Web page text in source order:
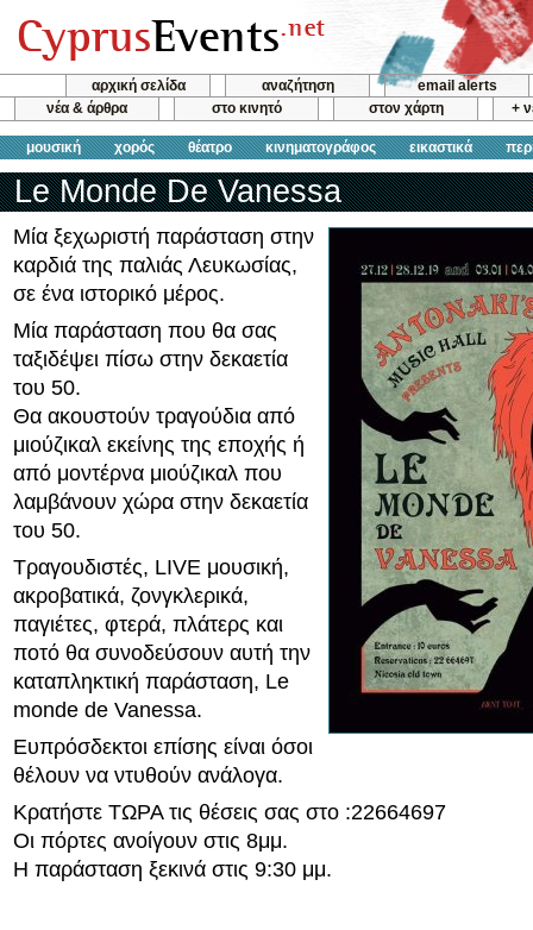
αρχική σελίδα αναζήτηση
email alerts
νέα & άρθρα
στο κινητό στον χάρτη +
μουσική χορός θέατρο κινηματογράφος εικαστικά
Le Monde De Vanessa
Μία ξεχωριστή παράσταση στην
καρδιά της παλιάς Λευκωσίας,
σε ένα ιστορικό μέρος.
Μία παράσταση που θα σας
ταξιδέψει πίσω στην δεκαετία
του 50.
Θα ακουστούν τραγούδια από
μιούζικαλ εκείνης της εποχής ή
από μοντέρνα μιούζικαλ που
λαμβάνουν χώρα στην δεκαετία
του 50.
Τραγουδιστές, LIVE μουσική,
ακροβατικά, ζονγκλερικά,
παγιέτες, φτερά, πλάτερς και
ποτό θα συνοδεύσουν αυτή την
καταπληκτική παράσταση, Le
monde de Vanessa.
Ευπρόσδεκτοι επίσης είναι όσοι
θέλουν να ντυθούν ανάλογα.
Κρατήστε ΤΩΡΑ τις θέσεις σας στο :22664697
Οι πόρτες ανοίγoυν στις 8μμ.
Η παράσταση ξεκινά στις 9:30 μμ.